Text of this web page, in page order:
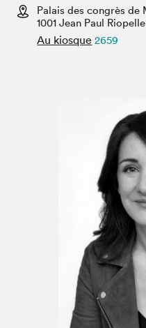
Espace médias
Palais des congrès de
1001 Jean Paul
Au kiosque 2659